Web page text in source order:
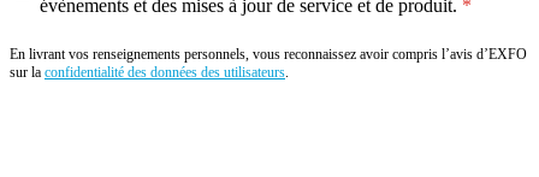
évènements et des mises à jour de service et de produit.
En livrant vos renseignements personnels, vous reconnaissez avoir compris l’avis d’EXFO
sur la confidentialité des données des utilisateurs.